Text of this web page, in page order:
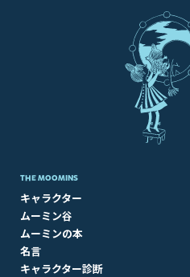
THE MOOMINS
キャラクター
ムーミン谷
ムーミンの本
名言
キャラクター診断